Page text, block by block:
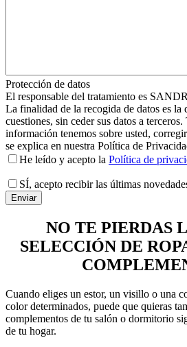
Protección de datos
El responsable del tratamiento es
La finalidad de la recogida de datos es la
cuestiones, sin ceder sus datos a
información tenemos sobre usted,
se explica en nuestra Política de
He leído y acepto la Política de
SÍ, acepto recibir las últimas
NO TE PIERDAS
SELECCIÓN DE
Cuando eliges un estor, un visillo o una
color determinados, puede que quieras
complementos de tu salón o dormitorio
de tu hogar.